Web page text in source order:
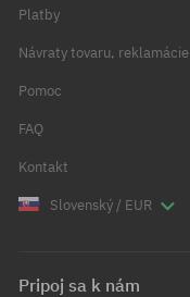
Platby
Návraty tovaru, reklamácie
Pomoc
FAQ
Kontakt
Slovenský / EUR
Pripoj sa k nám